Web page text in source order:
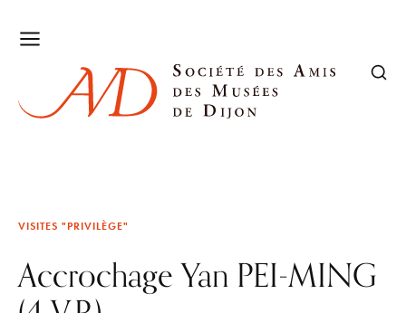
VISITES "PRIVILÈGE"
Accrochage Yan PEI-MING